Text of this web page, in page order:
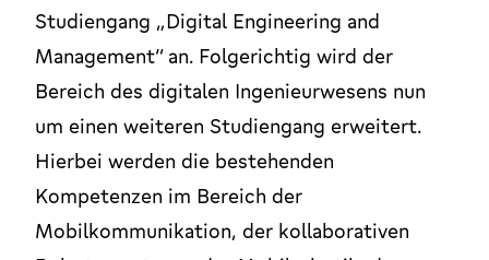
Studiengang „Digital Engineering and
Management“ an. Folgerichtig wird der
Bereich des digitalen Ingenieurwesens nun
um einen weiteren Studiengang erweitert.
Hierbei werden die bestehenden
Kompetenzen im Bereich der
Mobilkommunikation, der kollaborativen